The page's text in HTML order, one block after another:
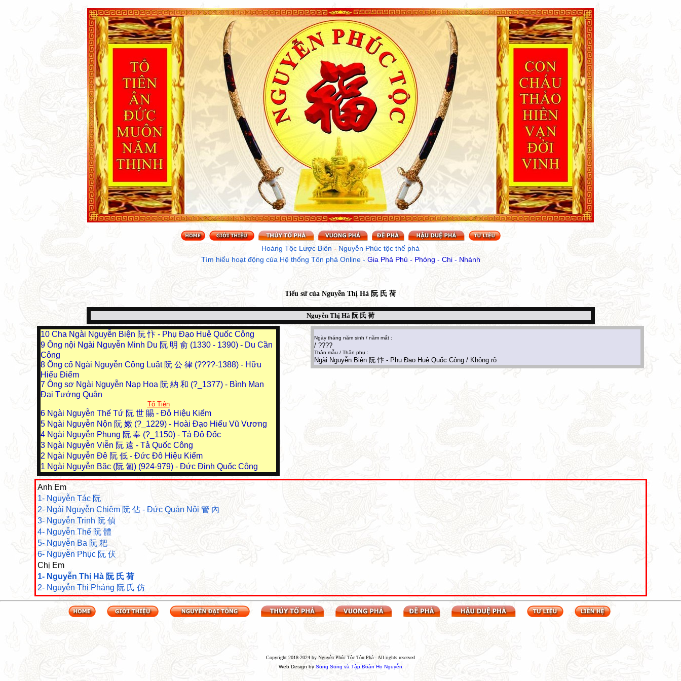
Hoàng Tộc Lược Biên - Nguyễn Phúc tộc thế phả
Tìm hiểu hoạt động của Hệ thống Tôn phả Online - Gia Phả Phủ - Phòng - Chi - Nhánh
Tiểu sử của Nguyễn Thị Hà 阮 氏 荷
Nguyễn Thị Hà 阮 氏 荷
10 Cha Ngài Nguyễn Biện 阮 忭 - Phụ Đạo Huệ Quốc Công
9 Ông nội Ngài Nguyễn Minh Du 阮 明 俞 (1330 - 1390) - Du Cần
Công
8 Ông cố Ngài Nguyễn Công Luật 阮 公 律 (????-1388) - Hữu
Hiểu Điểm
7 Ông sơ Ngài Nguyễn Nạp Hoa 阮 納 和 (?_1377) - Bình Man
Đại Tướng Quân
Tổ Tiên
6 Ngài Nguyễn Thế Tứ 阮 世 賜 - Đô Hiệu Kiểm
5 Ngài Nguyễn Nộn 阮 嫩 (?_1229) - Hoài Đạo Hiếu Vũ Vương
4 Ngài Nguyễn Phụng 阮 奉 (?_1150) - Tả Đô Đốc
3 Ngài Nguyễn Viễn 阮 遠 - Tả Quốc Công
2 Ngài Nguyễn Đê 阮 低 - Đức Đô Hiệu Kiểm
1 Ngài Nguyễn Bặc (阮 匐) (924-979) - Đức Định Quốc Công
Ngày tháng năm sinh / năm mất :
/ ????
Thân mẫu / Thân phụ :
Ngài Nguyễn Biện 阮 忭 - Phụ Đạo Huệ Quốc Công / Không rõ
Anh Em
1- Nguyễn Tác 阮
2- Ngài Nguyễn Chiêm 阮 佔 - Đức Quản Nội 管 內
3- Nguyễn Trinh 阮 偵
4- Nguyễn Thể 阮 體
5- Nguyễn Ba 阮 耙
6- Nguyễn Phục 阮 伏
Chị Em
1- Nguyễn Thị Hà 阮 氏 荷
2- Nguyễn Thị Phảng 阮 氏 仿
Copyright 2018-2024 by Nguyễn Phúc Tộc Tôn Phả - All rights reserved
Web Design by Song Song và Tập Đoàn Họ Nguyễn